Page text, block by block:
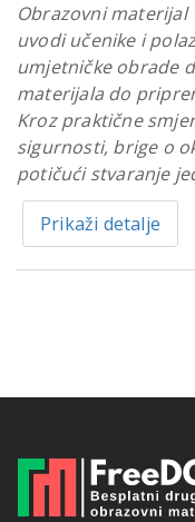
Obrazovni materijal
uvodi učenike i
umjetničke obrade
materijala do
Kroz praktične
sigurnosti, brige o
potičući stvaranje
Prikaži detalje